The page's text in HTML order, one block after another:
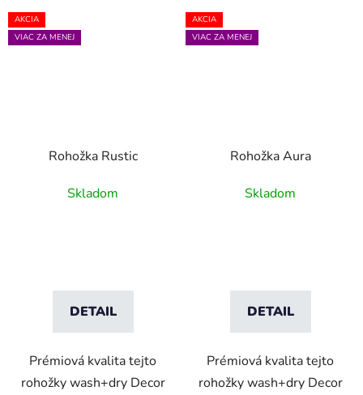
AKCIA
VIAC ZA MENEJ
Rohožka Rustic
Skladom
DETAIL
Prémiová kvalita tejto
rohožky wash+dry Decor
AKCIA
VIAC ZA MENEJ
Rohožka Aura
Skladom
DETAIL
Prémiová kvalita tejto
rohožky wash+dry Decor